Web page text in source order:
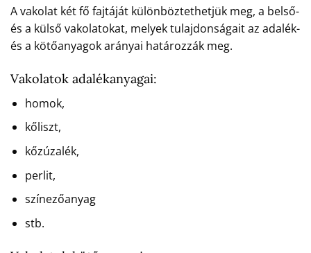
A vakolat két fő fajtáját különböztethetjük meg, a belső-
és a külső vakolatokat, melyek tulajdonságait az adalék-
és a kötőanyagok arányai határozzák meg.
Vakolatok adalékanyagai:
homok,
kőliszt,
kőzúzalék,
perlit,
színezőanyag
stb.